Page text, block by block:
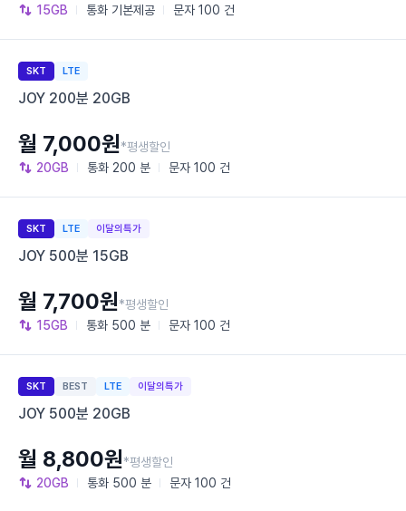
15GB 통화 기본제공 문자 100 건
SKT LTE
JOY 200분 20GB
20GB 통화 200 분 문자 100 건
월 7,000원*평생할인
SKT LTE 이달의특가
JOY 500분 15GB
15GB 통화 500 분 문자 100 건
월 7,700원*평생할인
SKT BEST LTE 이달의특가
JOY 500분 20GB
20GB 통화 500 분 문자 100 건
월 8,800원*평생할인